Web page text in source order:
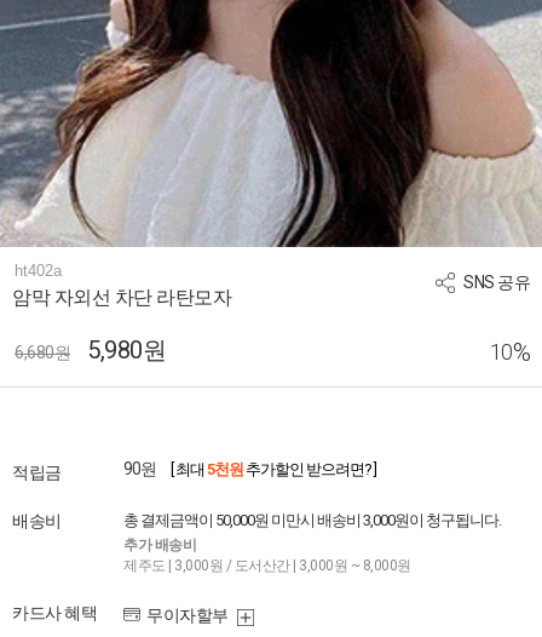
SNS 공유
ht402a
암막 자외선 차단 라탄모자
6,680원 5,980원 10%
적립금 90원 [ 최대 5천원 추가할인 받으려면? ]
배송비 총 결제금액이 50,000원 미만시 배송비 3,000원이 청구됩니다.
추가 배송비
제주도 | 3,000원 / 도서산간 | 3,000원 ~ 8,000원
카드사 혜택 무이자할부